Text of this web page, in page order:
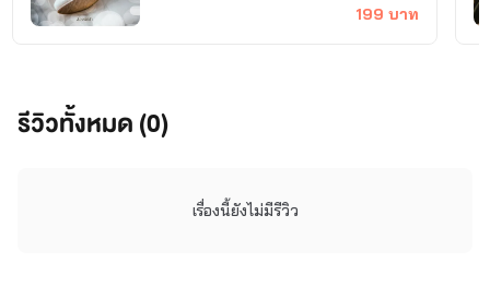
199 บาท
รีวิวทั้งหมด (0)
เรื่องนี้ยังไม่มีรีวิว